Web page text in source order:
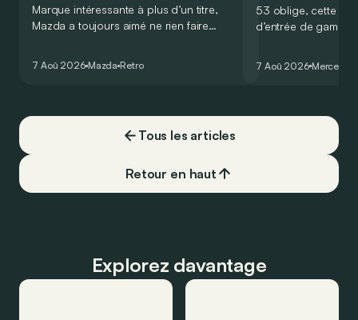
Marque intéressante à plus d’un titre,
Mazda a toujours aimé ne rien faire
de la plus belle des manières…
7 Aoû 2026 Mazda Retro
53 oblige, cette
d’entrée de
moins…
7 Aoû 2026 Mercedes
Tous les articles
Retour en haut
Explorez davantage